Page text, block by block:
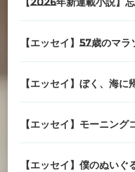
【エッセイ】57歳のマラ
【エッセイ】ぼく、海に
【エッセイ】モーニング
【エッセイ】僕のぬい